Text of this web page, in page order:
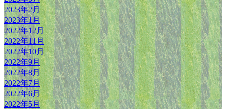
2023年2月
2023年1月
2022年12月
2022年11月
2022年10月
2022年9月
2022年8月
2022年7月
2022年6月
2022年5月